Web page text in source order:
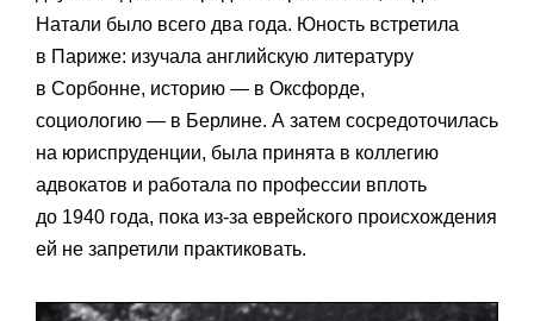
Натали было всего два года. Юность встретила
в Париже: изучала английскую литературу
в Сорбонне, историю — в Оксфорде,
социологию — в Берлине. А затем сосредоточилась
на юриспруденции, была принята в коллегию
адвокатов и работала по профессии вплоть
до 1940 года, пока из-за еврейского происхождения
ей не запретили практиковать.